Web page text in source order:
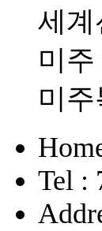
세
미
미
Tel :